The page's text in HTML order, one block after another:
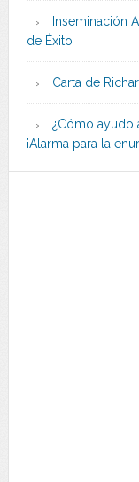
Inseminación
de Éxito
Carta de
¿Cómo ayudo
¡Alarma para la